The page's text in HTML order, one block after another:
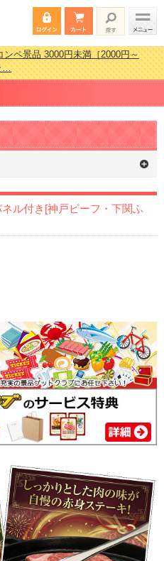
ンペ景品 3000円未満［2000円～
…
ーム景品おすすめ金額別人気ランキ
ペ景品 3000円未満［2000円～
…
ル付き[神戸ビーフ・下関ふ